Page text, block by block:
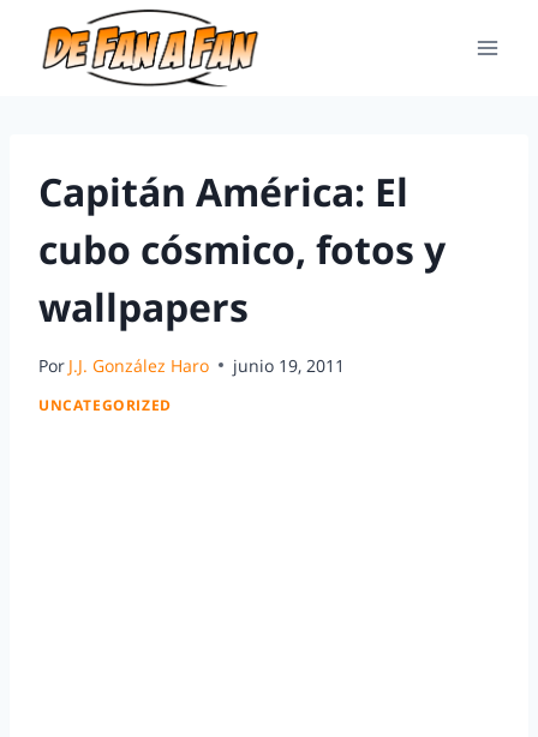
Capitán América: El
cubo cósmico, fotos y
wallpapers
Por J.J. González Haro junio 19, 2011
UNCATEGORIZED